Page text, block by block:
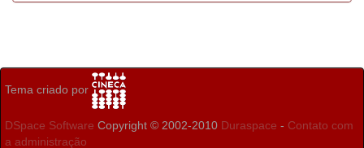
Tema criado por
DSpace Software Copyright © 2002-2010 Duraspace - Contato com
a administração